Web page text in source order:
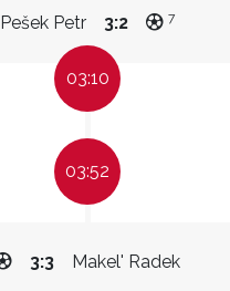
Pešek Petr 3:2 7
03:10
03:52
Makel' Radek
3:3